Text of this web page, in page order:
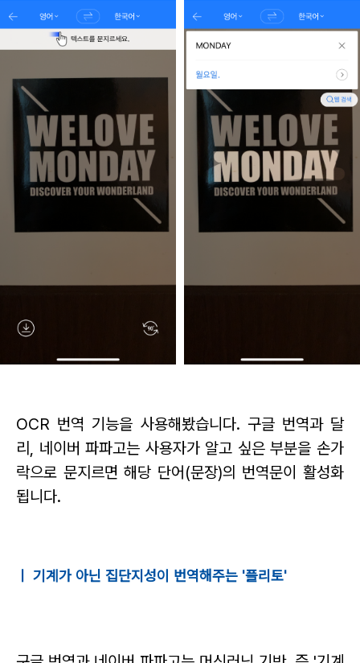
OCR 번역 기능을 사용해봤습니다. 구글 번역과 달
리, 네이버 파파고는 사용자가 알고 싶은 부분을 손가
락으로 문지르면해당 단어(문장)의 번역문이 활성화
됩니다.
ㅣ 기계가 아닌 집단지성이 번역해주는 '플리토'